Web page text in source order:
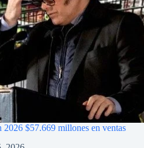
2026 $57.669 millones en ventas